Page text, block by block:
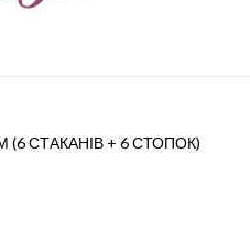
(6 СТАКАНІВ + 6 СТОПОК)